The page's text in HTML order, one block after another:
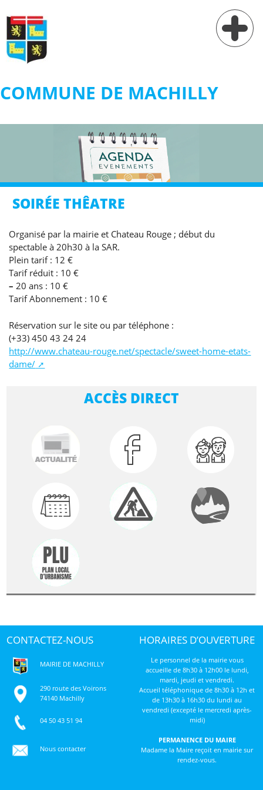
COMMUNE DE MACHILLY
Vie pratique
Services
Village
Contact
SOIRÉE THÊATRE
Organisé par la mairie et Chateau Rouge ; début du
spectable à 20h30 à la SAR.
Plein tarif : 12 €
Tarif réduit : 10 €
– 20 ans : 10 €
Tarif Abonnement : 10 €
Réservation sur le site ou par téléphone :
(+33) 450 43 24 24
http://www.chateau-rouge.net/spectacle/sweet-home-etats-
dame/
ACCÈS DIRECT
CONTACTEZ-NOUS
MAIRIE DE MACHILLY
290 route des Voirons
74140 Machilly
04 50 43 51 94
Nous contacter
HORAIRES D’OUVERTURE
Le personnel de la mairie vous
accueille de 8h30 à 12h00 le lundi,
mardi, jeudi et vendredi.
Accueil téléphonique de 8h30 à 12h et
de 13h30 à 16h30 du lundi au
vendredi (excepté le mercredi après-
midi)
PERMANENCE DU MAIRE
Madame la Maire reçoit en mairie sur
rendez-vous.